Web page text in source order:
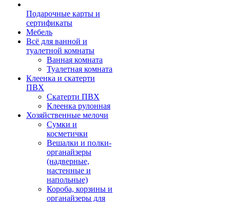
Подарочные карты и
сертификаты
Мебель
Всё для ванной и
туалетной комнаты
Ванная комната
Туалетная комната
Клеенка и скатерти
ПВХ
Скатерти ПВХ
Клеенка рулонная
Хозяйственные мелочи
Сумки и
косметички
Вешалки и полки-
органайзеры
(надверные,
настенные и
напольные)
Короба, корзины и
органайзеры для